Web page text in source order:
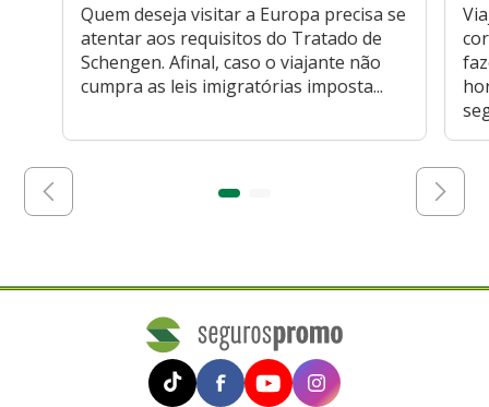
Quem deseja visitar a Europa precisa se
atentar aos requisitos do Tratado de
Schengen. Afinal, caso o viajante não
cumpra as leis imigratórias imposta...